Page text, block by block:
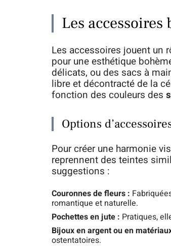
Les
Les accessoires jouent un
pour une esthétique
délicats, ou des sacs à
libre et décontracté de la
fonction des couleurs des
Options
Pour créer une harmonie
reprennent des teintes
suggestions :
Couronnes de fleurs :
romantique et naturelle.
Pochettes en jute : Pratiques,
Bijoux en argent ou en
ostentatoires.